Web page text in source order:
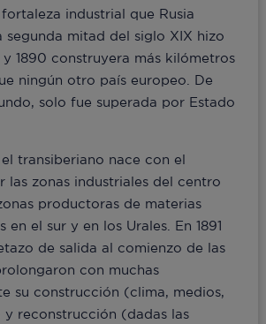
industrial que Rusia
segunda mitad del siglo XIX hizo
y 1890 construyera más kilómetros
ningún otro país europeo. De
solo fue superada por Estado
transiberiano nace con el
las zonas industriales del centro
productoras de materias
en el sur y en los Urales. En 1891
de salida al comienzo de las
con muchas
su construcción (clima, medios,
y reconstrucción (dadas las